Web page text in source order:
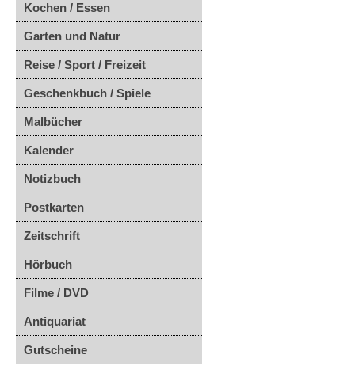
Kochen / Essen
Garten und Natur
Reise / Sport / Freizeit
Geschenkbuch / Spiele
Malbücher
Kalender
Notizbuch
Postkarten
Zeitschrift
Hörbuch
Filme / DVD
Antiquariat
Gutscheine